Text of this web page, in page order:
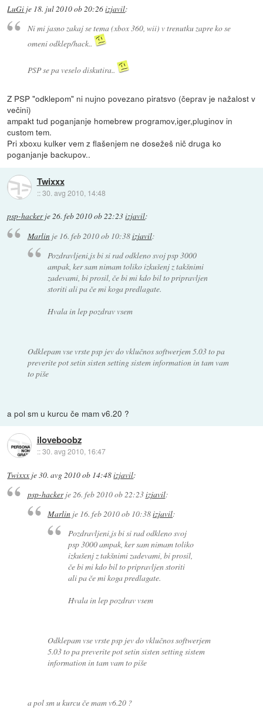
LuGi je 18. jul 2010 ob 20:26izjavil:
Ni mi jasno zakaj se tema (xbox 360, wii) v trenutku zapre ko se
omeni odklep/hack..
PSP se pa veselo diskutira..
Z PSP "odklepom" ni nujno povezano piratsvo (čeprav je nažalost v
večini)
ampakt tud poganjanje homebrew programov,iger,pluginov in
custom tem.
Pri xboxu kulker vem z flašenjem ne dosežeš nič druga ko
poganjanje backupov..
Twixxx
::30. avg 2010, 14:48
psp-hackerje26. feb 2010 ob 22:23izjavil:
Marlinje 16. feb 2010 ob 10:38izjavil:
Pozdravljeni,js bi si rad odkleno svoj psp 3000
ampak, ker sam nimam toliko izkušenj z takšnimi
zadevami, bi prosil, če bi mi kdo bil to pripravljen
storiti ali pa če mi koga predlagate.
Hvala in lep pozdrav vsem
Odklepam vse vrste psp jev do vklučnos softwerjem 5.03 to pa
preverite pot setin sisten setting sistem information in tam vam
to piše
a pol sm u kurcu če mam v6.20 ?
iloveboobz
::30. avg 2010, 16:47
Twixxx je30. avg 2010 ob 14:48izjavil:
psp-hackerje26. feb 2010 ob 22:23izjavil:
Marlin je 16. feb 2010 ob 10:38izjavil:
Pozdravljeni,js bi si rad odkleno svoj
psp 3000 ampak, ker sam nimam toliko
izkušenj z takšnimi zadevami, bi prosil,
če bi mi kdo bil to pripravljen storiti
ali pa če mi koga predlagate.
Hvala in lep pozdrav vsem
Odklepam vse vrste psp jev do vklučnos softwerjem
5.03 to pa preverite pot setin sisten setting sistem
information in tam vam to piše
a pol sm u kurcu če mam v6.20 ?